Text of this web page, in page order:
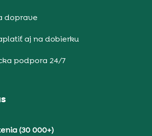
doprave
aj na dobierku
podpora 24/7
(30 000+)